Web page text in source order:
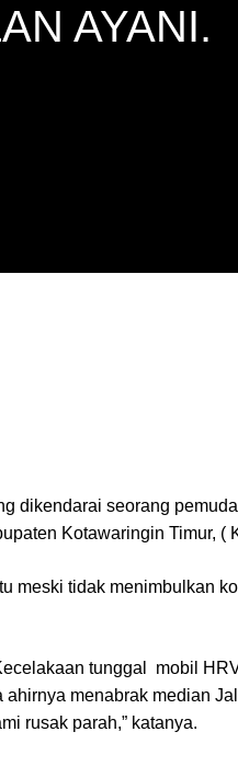
AYANI.
dikendarai seorang
Kotawaringin Timur,
meski tidak menimbulkan
tunggal mobil
menabrak median
rusak parah,” katanya.